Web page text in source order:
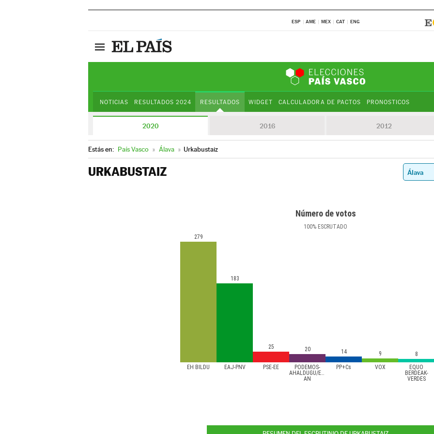
ESP AME MEX CAT ENG
NOTICIAS RESULTADOS 2024 RESULTADOS WIDGET CALCULADORA DE PACTOS PRONOSTICOS
2020 2016 2012
Estás en: País Vasco » Álava » Urkabustaiz
URKABUSTAIZ
Número de votos
100% ESCRUTADO
EH BILDU EAJ-PNV PSE-EE
PODEMOS-
AHALDUGU/EZKER
AN
PP+Cs VOX
EQUO
BERDEAK-
VERDES
279
183
25 20 14 9 8